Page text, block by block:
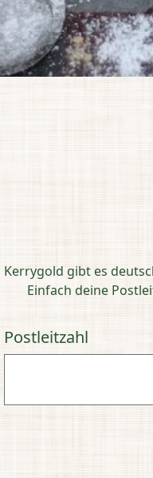
Kerrygold gibt es
Einfach deine
Postleitzahl